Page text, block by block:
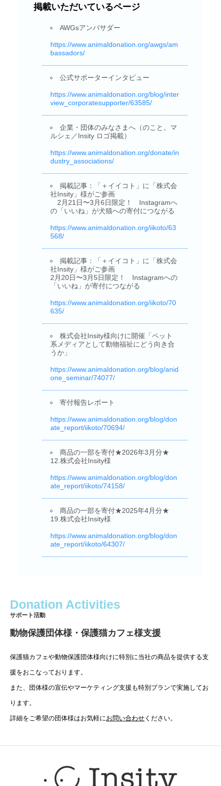
掲載いただいているページ
AWGsアンバサダー
https://www.animaldonation.org/awgs/am
bassadors/
公式サポーターインタビュー
https://www.animaldonation.org/blog/inter
view_corporatesupporter/63585/
企業・団体のみなさまへ（のこと。マ
ルシェ／Insity ロゴ掲載）
https://www.animaldonation.org/donate/in
dustry_associations/
掲載記事：「＋イイコト」に「株式会
社Insity」様がご参画
2月21日〜3月6日限定！ Instagramへ
の「いいね」が犬猫への寄付につながる
https://www.animaldonation.org/iikoto/63
568/
掲載記事：「＋イイコト」に「株式会
社Insity」様がご参画
2月20日〜3月5日限定！ Instagramへの
「いいね」が寄付につながる
https://www.animaldonation.org/iikoto/70
635/
株式会社Insity様向けに開催「ペット
系メディアとして動物福祉にどう向き合
うか」
https://www.animaldonation.org/blog/anid
one_seminar/74077/
寄付報告レポート
https://www.animaldonation.org/blog/don
ate_report/iikoto/70694/
商品の一部を寄付★2026年3月分★
12.株式会社Insity様
https://www.animaldonation.org/blog/don
ate_report/iikoto/74158/
商品の一部を寄付★2025年4月分★
19.株式会社Insity様
https://www.animaldonation.org/blog/don
ate_report/iikoto/64307/
Donation Activities
サポート活動
動物保護団体様・保護猫カフェ様支援
保護猫カフェや動物保護団体様向けに特別に当社の商品を提供する支
援をおこなっております。
また、団体様の宣伝やマーケティング支援も特別プランで実施してお
ります。
詳細をご希望の団体様はお気軽にお問い合わせ ください。